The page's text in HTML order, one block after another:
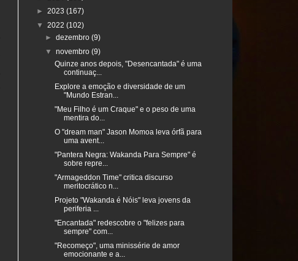
► 2023 (167)
▼ 2022 (102)
►dezembro(9)
▼novembro(9)
Quinze anos depois, "Desencantada" é uma
continuaç...
Explore a emoção e diversidade de um
"Mundo Estran...
"Meu Filho é um Craque" e o peso de uma
mentira do...
O "dream man" Jason Momoa leva órfã para
uma avent...
"Pantera Negra: Wakanda Para Sempre" é
sobre repre...
"Armageddon Time" critica discurso
meritocrático n...
Projeto "Wakanda é Nóis" leva jovens da
periferia ...
"Encantada" redescobre o "felizes para
sempre" com...
"Recomeço", uma minissérie de amor
emocionante e a...